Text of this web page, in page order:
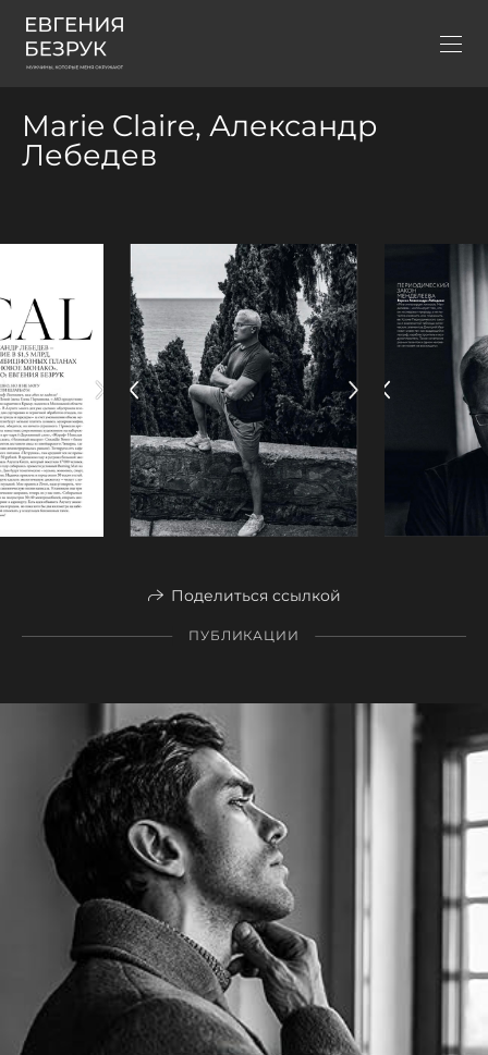
Marie Claire, Александр
Лебедев
Поделиться ссылкой
ПУБЛИКАЦИИ